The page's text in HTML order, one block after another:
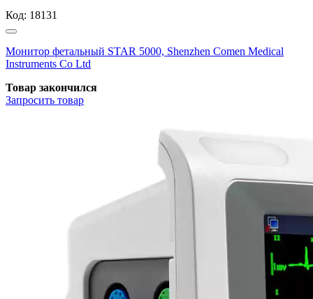
Код: 18131
Монитор фетальный STAR 5000, Shenzhen Comen Medical
Instruments Co Ltd
Товар закончился
Запросить товар